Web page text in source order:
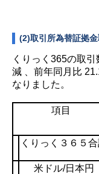
(2)取引所為替証拠金
くりっく365の取
減 、前年同月比
なりました。
項目
くりっく３６５
米ドル/日本円